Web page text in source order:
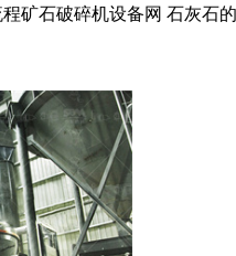
矿石破碎机设备网 石灰石